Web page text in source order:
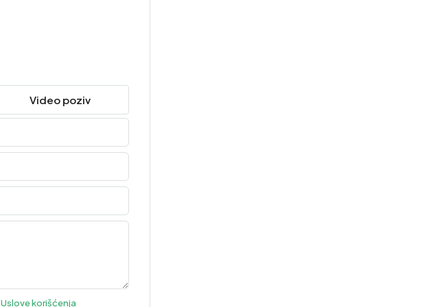
Video poziv
Uslove korišćenja